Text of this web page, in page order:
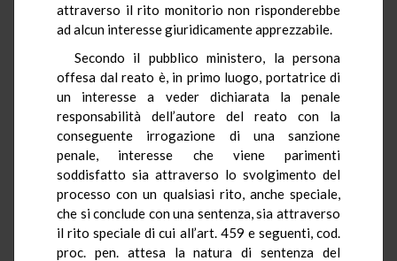
attraverso il rito monitorio non risponderebbe
ad alcun interesse giuridicamente apprezzabile.
Secondo il pubblico ministero, la persona
offesa dal reato è, in primo luogo, portatrice di
un interesse a veder dichiarata la penale
responsabilità dell’autore del reato con la
conseguente irrogazione di una sanzione
penale, interesse che viene parimenti
soddisfatto sia attraverso lo svolgimento del
processo con un qualsiasi rito, anche speciale,
che si conclude con una sentenza, sia attraverso
il rito speciale di cui all’art. 459 e seguenti, cod.
proc. pen. attesa la natura di sentenza del